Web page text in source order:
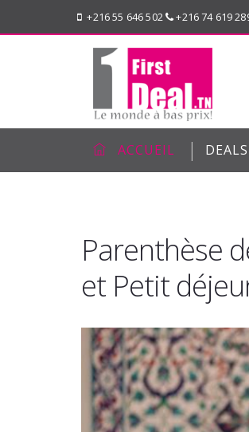
+216 55 646 502 +216 74 619
ACCUEIL |
Parenthèse
et Petit